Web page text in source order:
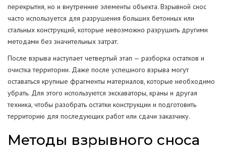
перекрытия, но и внутренние элементы объекта. Взрывной снос
часто используется для разрушения больших бетонных или
стальных конструкций, которые невозможно разрушить другими
методами без значительных затрат.
После взрыва наступает четвертый этап — разборка остатков и
очистка территории. Даже после успешного взрыва могут
оставаться крупные фрагменты материалов, которые необходимо
убрать. Для этого используются экскаваторы, краны и другая
техника, чтобы разобрать остатки конструкции и подготовить
территорию для последующих работ или сдачи заказчику.
Методы взрывного сноса